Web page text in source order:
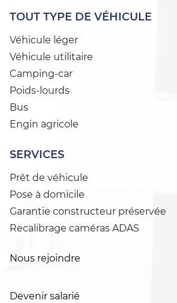
TOUT TYPE DE VÉHICULE
Véhicule léger
Véhicule utilitaire
Camping-car
Poids-lourds
Bus
Engin agricole
SERVICES
Prêt de véhicule
Pose à domicile
Garantie constructeur préservée
Recalibrage caméras ADAS
Nous rejoindre
Devenir salarié